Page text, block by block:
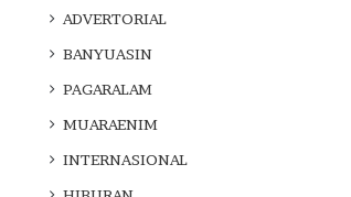
ADVERTORIAL
BANYUASIN
PAGARALAM
MUARAENIM
INTERNASIONAL